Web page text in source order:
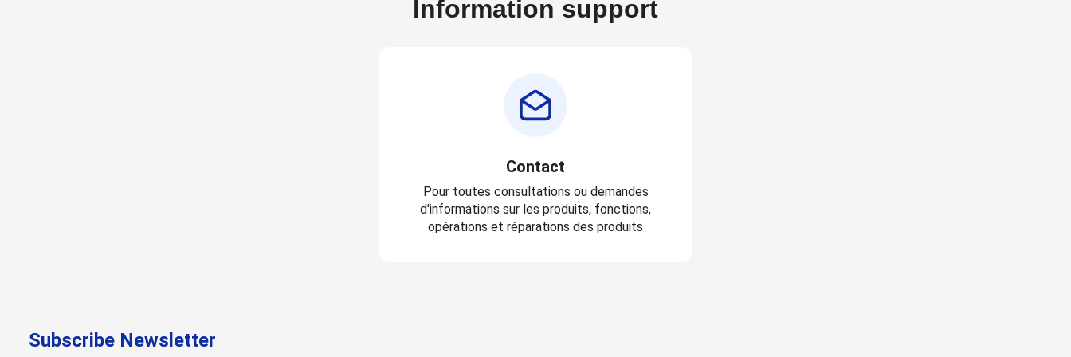
Information support
Contact
Pour toutes consultations ou demandes
d'informations sur les produits, fonctions,
opérations et réparations des produits
Subscribe Newsletter